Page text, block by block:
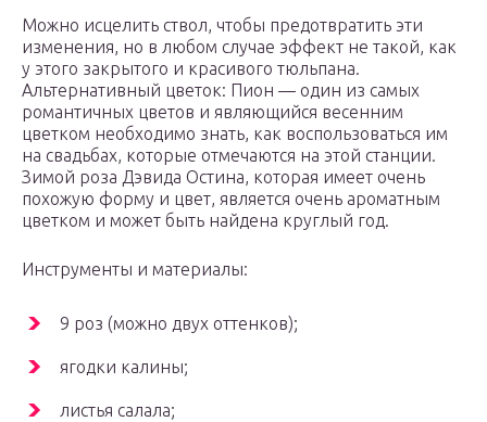
Можно исцелить ствол, чтобы предотвратить эти
изменения, но в любом случае эффект не такой, как
у этого закрытого и красивого тюльпана.
Альтернативный цветок: Пион — один из самых
романтичных цветов и являющийся весенним
цветком необходимо знать, как воспользоваться им
на свадьбах, которые отмечаются на этой станции.
Зимой роза Дэвида Остина, которая имеет очень
похожую форму и цвет, является очень ароматным
цветком и может быть найдена круглый год.
Инструменты и материалы:
9 роз (можно двух оттенков);
ягодки калины;
листья салала;